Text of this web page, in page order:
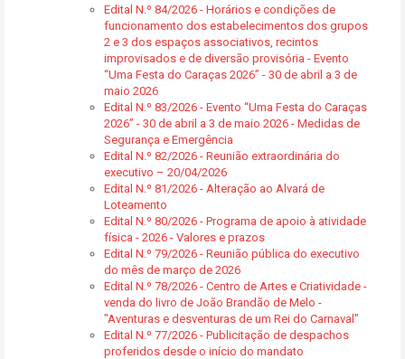
Edital N.º 84/2026 - Horários e condições de
funcionamento dos estabelecimentos dos grupos
2 e 3 dos espaços associativos, recintos
improvisados e de diversão provisória - Evento
“Uma Festa do Caraças 2026” - 30 de abril a 3 de
maio 2026
Edital N.º 83/2026 - Evento “Uma Festa do Caraças
2026” - 30 de abril a 3 de maio 2026 - Medidas de
Segurança e Emergência
Edital N.º 82/2026 - Reunião extraordinária do
executivo – 20/04/2026
Edital N.º 81/2026 - Alteração ao Alvará de
Loteamento
Edital N.º 80/2026 - Programa de apoio à atividade
física - 2026 - Valores e prazos
Edital N.º 79/2026 - Reunião pública do executivo
do mês de março de 2026
Edital N.º 78/2026 - Centro de Artes e Criatividade -
venda do livro de João Brandão de Melo -
"Aventuras e desventuras de um Rei do Carnaval"
Edital N.º 77/2026 - Publicitação de despachos
proferidos desde o início do mandato